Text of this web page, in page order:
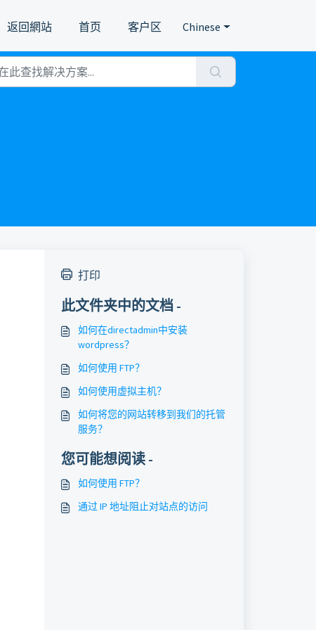
返回網站
首页 客户区 Chinese
打印
此文件夹中的文档 -
如何在directadmin中安装
wordpress？
如何使用 FTP？
如何使用虚拟主机？
如何将您的网站转移到我们的托管
服务？
您可能想阅读 -
如何使用 FTP？
通过 IP 地址阻止对站点的访问